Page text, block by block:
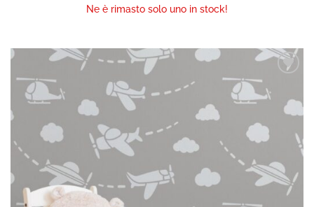
Ne è rimasto solo uno in stock!